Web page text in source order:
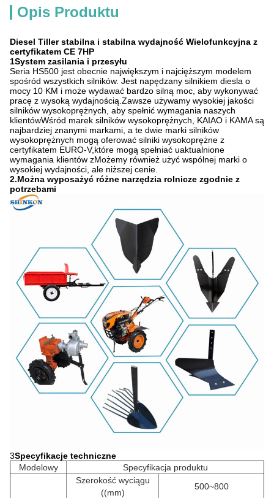
Opis Produktu
Diesel Tiller stabilna i stabilna wydajność Wielofunkcyjna z
certyfikatem CE 7HP
1System zasilania i przesyłu
Seria HS500 jest obecnie największym i najcięższym modelem
spośród wszystkich silników. Jest napędzany silnikiem diesla o
mocy 10 KM i może wydawać bardzo silną moc, aby wykonywać
pracę z wysoką wydajnością.Zawsze używamy wysokiej jakości
silników wysokoprężnych, aby spełnić wymagania naszych
klientówWśród marek silników wysokoprężnych, KAIAO i KAMA są
najbardziej znanymi markami, a te dwie marki silników
wysokoprężnych mogą oferować silniki wysokoprężne z
certyfikatem EURO-V,które mogą spełniać uaktualnione
wymagania klientów zMożemy również użyć wspólnej marki o
wysokiej wydajności, ale niższej cenie.
2.Można wyposażyć różne narzędzia rolnicze zgodnie z
potrzebami
3Specyfikacje techniczne
Modelowy
Specyfikacja produktu
Szerokość wyciągu
((mm)
500~800